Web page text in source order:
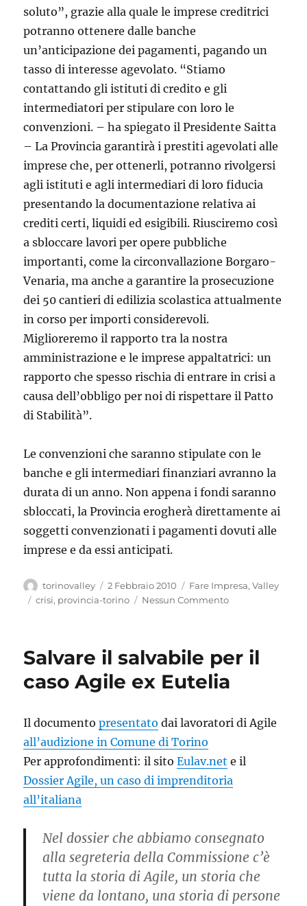
soluto”, grazie alla quale le imprese creditrici
potranno ottenere dalle banche
un’anticipazione dei pagamenti, pagando un
tasso di interesse agevolato. “Stiamo
contattando gli istituti di credito e gli
intermediatori per stipulare con loro le
convenzioni. – ha spiegato il Presidente Saitta
– La Provincia garantirà i prestiti agevolati alle
imprese che, per ottenerli, potranno rivolgersi
agli istituti e agli intermediari di loro fiducia
presentando la documentazione relativa ai
crediti certi, liquidi ed esigibili. Riusciremo così
a sbloccare lavori per opere pubbliche
importanti, come la circonvallazione Borgaro-
Venaria, ma anche a garantire la prosecuzione
dei 50 cantieri di edilizia scolastica attualmente
in corso per importi considerevoli.
Miglioreremo il rapporto tra la nostra
amministrazione e le imprese appaltatrici: un
rapporto che spesso rischia di entrare in crisi a
causa dell’obbligo per noi di rispettare il Patto
di Stabilità”.
Le convenzioni che saranno stipulate con le
banche e gli intermediari finanziari avranno la
durata di un anno. Non appena i fondi saranno
sbloccati, la Provincia erogherà direttamente ai
soggetti convenzionati i pagamenti dovuti alle
imprese e da essi anticipati.
Autore
torinovalley
Pubblicato
il
2 Febbraio 2010 Categorie
Fare Impresa,Valley
Tag
crisi, provincia-torino Nessun Commento
Salvare il salvabile per il
caso Agile ex Eutelia
Il documentopresentato dai lavoratori di Agile
all’audizione in Comune di Torino
Per approfondimenti: il sitoEulav.net e il
Dossier Agile, un caso di imprenditoria
all’italiana
Nel dossier che abbiamo consegnato
alla segreteria della Commissione c’è
tutta la storia di Agile, un storia che
viene da lontano, una storia di persone